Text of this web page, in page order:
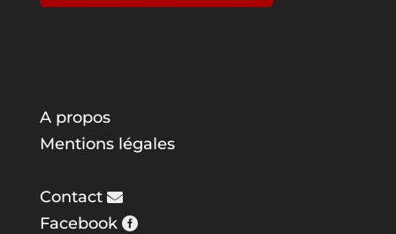
A propos
Mentions légales
Contact
Facebook